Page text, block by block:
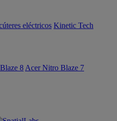
eléctricos Kinetic Tech
8 Acer Nitro Blaze 7